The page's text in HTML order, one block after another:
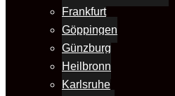
Frankfurt
Göppingen
Günzburg
Heilbronn
Karlsruhe